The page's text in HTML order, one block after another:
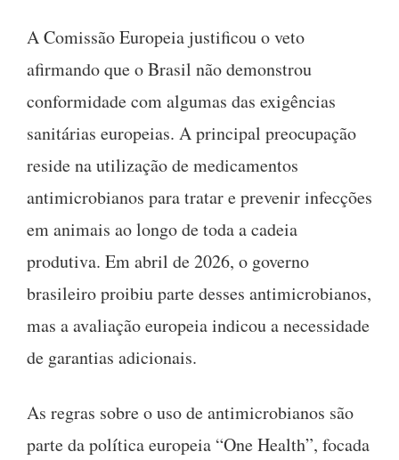
A Comissão Europeia justificou o veto
afirmando que o Brasil não demonstrou
conformidade com algumas das exigências
sanitárias europeias. A principal preocupação
reside na utilização de medicamentos
antimicrobianos para tratar e prevenir infecções
em animais ao longo de toda a cadeia
produtiva. Em abril de 2026, o governo
brasileiro proibiu parte desses antimicrobianos,
mas a avaliação europeia indicou a necessidade
de garantias adicionais.
As regras sobre o uso de antimicrobianos são
parte da política europeia “One Health”, focada